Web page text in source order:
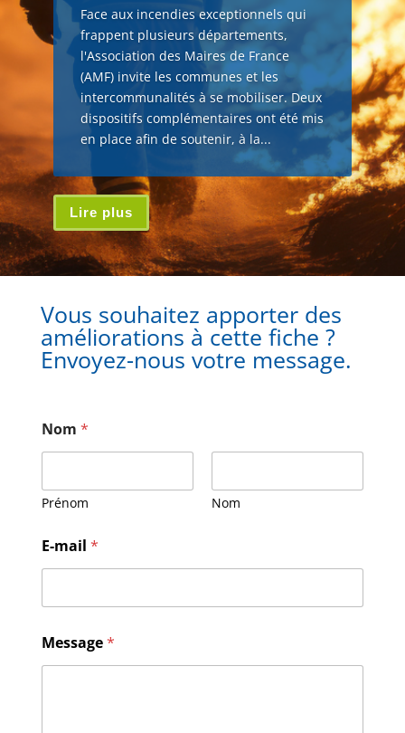
Face aux incendies exceptionnels qui
frappent plusieurs départements,
l'Association des Maires de France
(AMF) invite les communes et les
intercommunalités à se mobiliser. Deux
dispositifs complémentaires ont été mis
en place afin de soutenir, à la...
Lire plus
Vous souhaitez apporter des
améliorations à cette fiche ?
Envoyez-nous votre message.
Nom *
Prénom Nom
-
m
i
N
o
m
E-mail *
Message*